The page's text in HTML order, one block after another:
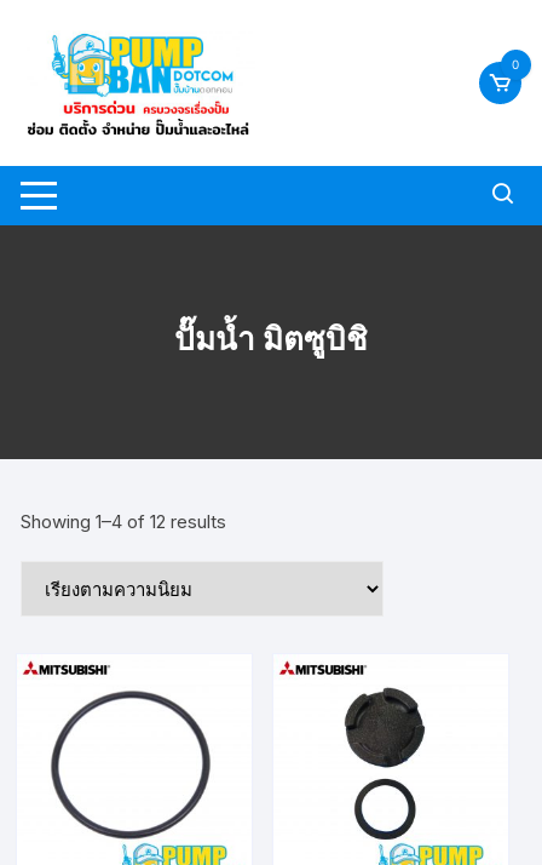
content
0
ปั๊มน้ำ มิตซูบิชิ
Showing 1–4 of 12 results